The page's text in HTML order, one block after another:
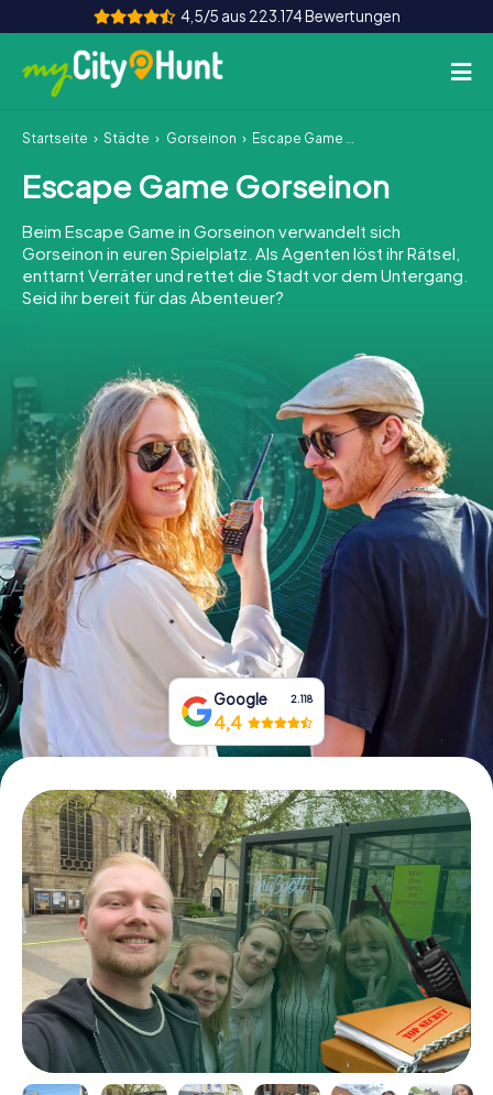
4,5/5 aus 223.174 Bewertungen
So funktioniert's
Städte
Touren
Teamevent
INT AT CH
DE
ES
FR UK
IE
IT
NL
Tickets buchen
Gutscheine bestellen
Startseite Städte Gorseinon Escape Game Gorseinon
Escape Game Gorseinon
Beim Escape Game in Gorseinon verwandelt sich
Gorseinon in euren Spielplatz. Als Agenten löst ihr Rätsel,
enttarnt Verräter und rettet die Stadt vor dem Untergang.
Seid ihr bereit für das Abenteuer?
Google 2.118
4,4